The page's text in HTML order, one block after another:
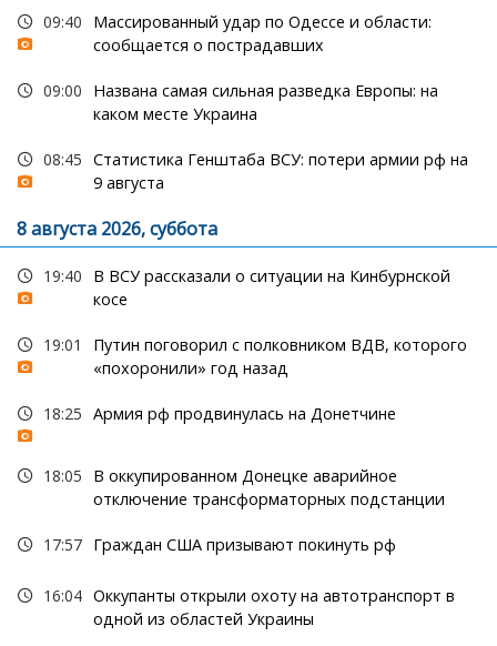
09:40
Массированный удар по Одессе и области:
сообщается о пострадавших
09:00
Названа самая сильная разведка Европы: на
каком месте Украина
08:45 Статистика Генштаба ВСУ: потери армии рф на
9 августа
8 августа 2026, суббота
19:40
В ВСУ рассказали о ситуации на Кинбурнской
косе
19:01
Путин поговорил с полковником ВДВ, которого
«похоронили» год назад
18:25 Армия рф продвинулась на Донетчине
18:05
В оккупированном Донецке аварийное
отключение трансформаторных подстанции
17:57 Граждан США призывают покинуть рф
16:04 Оккупанты открыли охоту на автотранспорт в
одной из областей Украины